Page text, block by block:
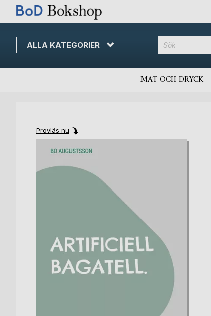
ALLA KATEGORIER
MAT OCH DRYCK
Provläs nu